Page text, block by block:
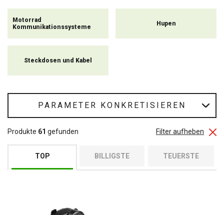
Motorrad-Ladegeräte an, damit Ihre elektronischen Geräte immer
voll aufgeladen und einsatzbereit sind.
Motorrad
Kommunikationssysteme
Hupen
Steckdosen und Kabel
PARAMETER KONKRETISIEREN
Filter aufheben
Produkte 61 gefunden
TOP BILLIGSTE TEUERSTE